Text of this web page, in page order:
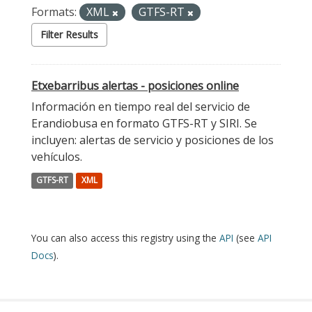
Formats:
XML GTFS-RT
Filter Results
Etxebarribus alertas - posiciones online
Información en tiempo real del servicio de
Erandiobusa en formato GTFS-RT y SIRI. Se
incluyen: alertas de servicio y posiciones de los
vehículos.
GTFS-RT XML
You can also access this registry using the API (see API
Docs).